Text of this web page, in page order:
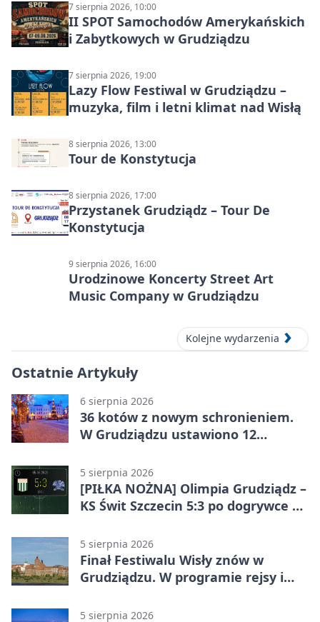
7 sierpnia 2026, 10:00
II SPOT Samochodów Amerykańskich
i Zabytkowych w Grudziądzu
7 sierpnia 2026, 19:00
Lazy Flow Festiwal w Grudziądzu –
muzyka, film i letni klimat nad Wisłą
8 sierpnia 2026, 13:00
Tour de Konstytucja
8 sierpnia 2026, 17:00
Przystanek Grudziądz – Tour De
Konstytucja
9 sierpnia 2026, 16:00
Urodzinowe Koncerty Street Art
Music Company w Grudziądzu
Kolejne wydarzenia
Ostatnie Artykuły
6 sierpnia 2026
36 kotów z nowym schronieniem.
W Grudziądzu ustawiono 12
5 sierpnia 2026
[PIŁKA NOŻNA] Olimpia Grudziądz –
KS Świt Szczecin 5:3 po dogrywce w
odwrócili losy meczu
5 sierpnia 2026
Finał Festiwalu Wisły znów w
Grudziądzu. W programie rejsy i
5 sierpnia 2026